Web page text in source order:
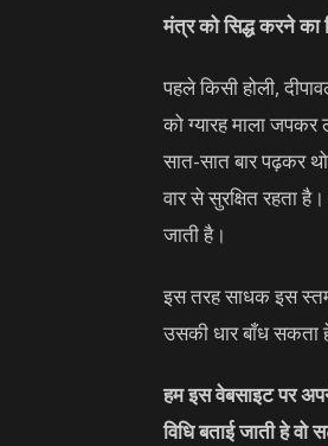
मंत्र को सिद्ध करने का
पहले किसी होली,
को ग्यारह माला
सात-सात बार पढ़कर
वार से सुरक्षित रहता
जाती है।
इस तरह साधक इस
उसकी धार बाँध सकता
हम इस वेबसाइट पर
विधि बताई जाती हे